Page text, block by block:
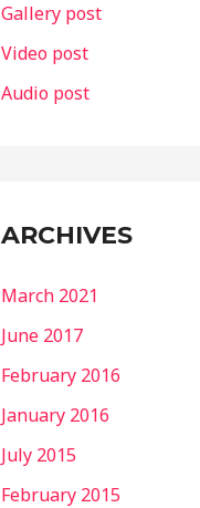
:Gallery post
Video post
Audio post
ARCHIVES
March 2021
June 2017
February 2016
January 2016
July 2015
February 2015